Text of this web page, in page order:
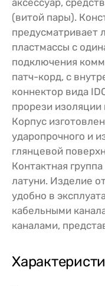
аксессуар,
(витой пары).
предусматривает
пластмассы с
подключения
патч-корд, с
коннектор вида
прорези изоляции
Корпус
ударопрочного и
глянцевой
Контактная
латуни. Изделие
удобно в
кабельными
каналами,